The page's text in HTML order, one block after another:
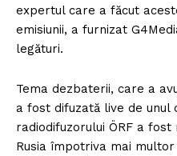
expertul care a făcut
emisiunii, a furnizat
legături.
Tema dezbaterii, care a
a fost difuzată live de unul
radiodifuzorului ÖRF a
Rusia împotriva mai